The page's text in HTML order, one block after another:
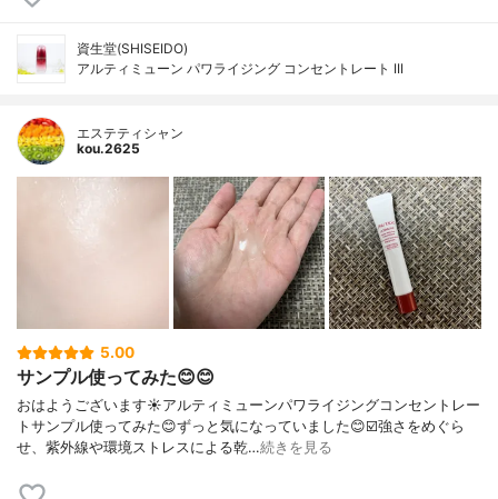
資生堂(SHISEIDO)
アルティミューン パワライジング コンセントレート III
エステティシャン
kou.2625
5.00
サンプル使ってみた😊😊
おはようございます☀アルティミューンパワライジングコンセントレー
トサンプル使ってみた😊ずっと気になっていました😊☑️強さをめぐら
せ、紫外線や環境ストレスによる乾…続きを見る